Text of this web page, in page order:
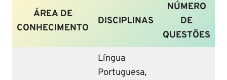
ÁREA DE
CONHECIMENTO
DISCIPLINAS
NÚMERO
DE
QUESTÕES
Língua
Portuguesa,